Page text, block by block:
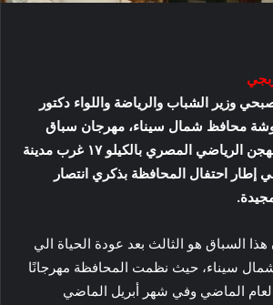
وزير الشباب والرياضة واللواء دكتور
محافظ شمال سيناء، مهرجان سباق
الهجن بمضمار نادى الهجن الرياضي المصري بالكيلو ١٧ غرب مدينة
إطار احتفال المحافظة بذكري انتصار
السباق هو الثالث بعد عودة الحياة الي
سيناء، حيث نظمت المحافظة مهرجانًا
الماضي وفي شهر أبريل الماضي